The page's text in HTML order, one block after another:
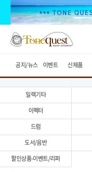
공지/뉴스 이벤트 신제품
일렉기타
이펙터
드럼
도서/음반
할인상품-이벤트/리퍼